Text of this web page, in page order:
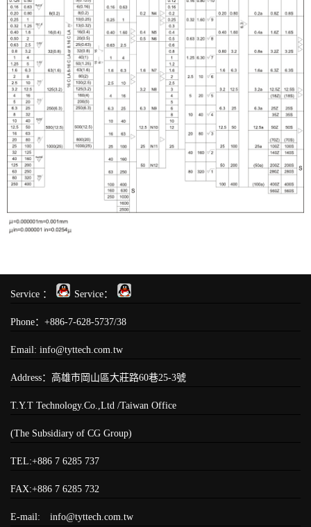
Service ： Service：
Phone：+886-7-628-5737/38
Email: info@tyttech.com.tw
Address：高雄市岡山區大莊路60巷25-3號
T.Y.T Technology.Co.,Ltd /Taiwan Office
(The Subsidiary of CG Group)
TEL:+886 7 6285 737
FAX:+886 7 6285 732
E-mail: info@tyttech.com.tw